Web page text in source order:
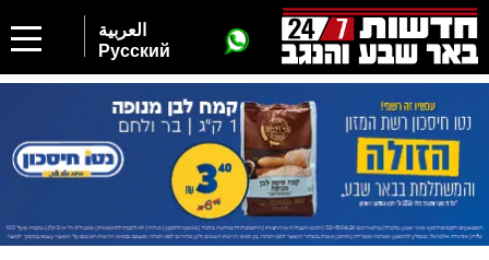
العربية
Русский